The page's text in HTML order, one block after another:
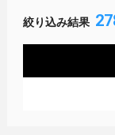
絞り込み結果